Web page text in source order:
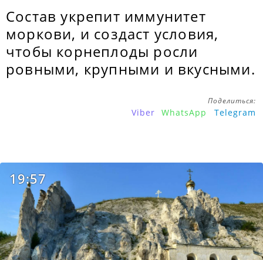
Состав укрепит иммунитет
моркови, и создаст условия,
чтобы корнеплоды росли
ровными, крупными и вкусными.
Поделиться:
Viber WhatsApp Telegram
19:57